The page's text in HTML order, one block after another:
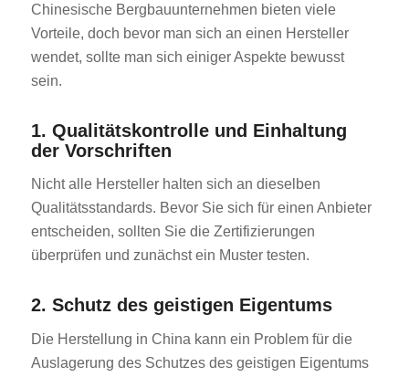
Chinesische Bergbauunternehmen bieten viele
Vorteile, doch bevor man sich an einen Hersteller
wendet, sollte man sich einiger Aspekte bewusst
sein.
1. Qualitätskontrolle und Einhaltung
der Vorschriften
Nicht alle Hersteller halten sich an dieselben
Qualitätsstandards. Bevor Sie sich für einen Anbieter
entscheiden, sollten Sie die Zertifizierungen
überprüfen und zunächst ein Muster testen.
2. Schutz des geistigen Eigentums
Die Herstellung in China kann ein Problem für die
Auslagerung des Schutzes des geistigen Eigentums